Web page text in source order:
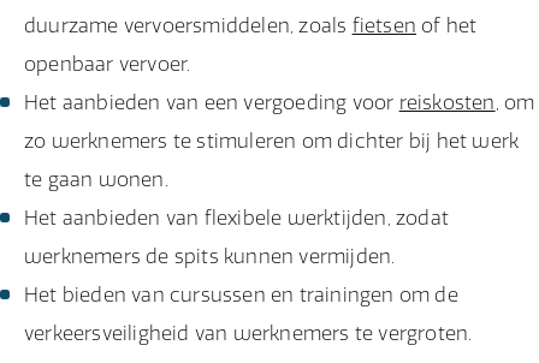
duurzame vervoersmiddelen, zoals fietsen of het
openbaar vervoer.
Het aanbieden van een vergoeding voor reiskosten, om
zo werknemers te stimuleren om dichter bij het werk
te gaan wonen.
Het aanbieden van flexibele werktijden, zodat
werknemers de spits kunnen vermijden.
Het bieden van cursussen en trainingen om de
verkeersveiligheid van werknemers te vergroten.